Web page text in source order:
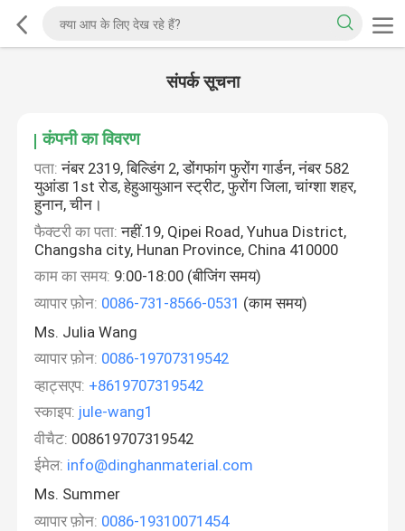
संपर्क सूचना
कंपनी का विवरण
पता: नंबर 2319, बिल्डिंग 2, डोंगफांग फुरोंग गार्डन, नंबर 582
युआंडा 1st रोड, हेहुआयुआन स्ट्रीट, फुरोंग जिला, चांग्शा शहर,
हुनान, चीन।
फैक्टरी का पता: नहीं.19, Qipei Road, Yuhua District,
Changsha city, Hunan Province, China 410000
काम का समय: 9:00-18:00 (बीजिंग समय)
व्यापार फ़ोन: 0086-731-8566-0531 (काम समय)
Ms. Julia Wang
व्यापार फ़ोन: 0086-19707319542
व्हाट्सएप: +8619707319542
स्काइप: jule-wang1
वीचैट: 008619707319542
ईमेल: info@dinghanmaterial.com
Ms. Summer
व्यापार फ़ोन: 0086-19310071454